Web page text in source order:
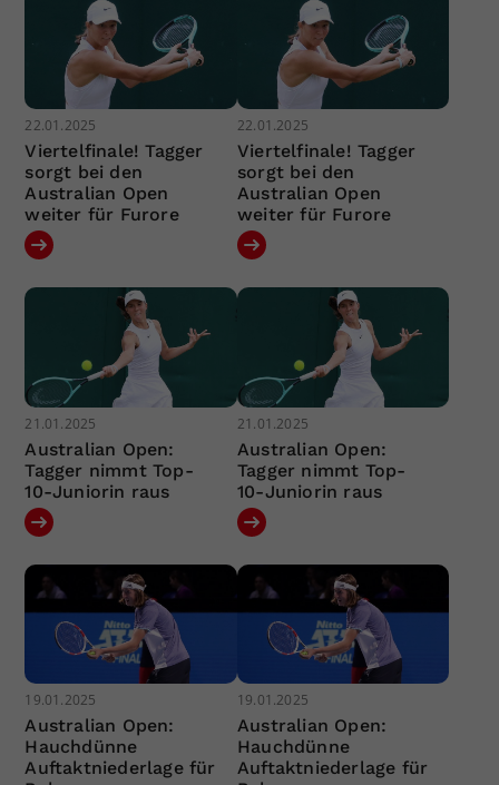
22.01.2025
Viertelfinale! Tagger
sorgt bei den
Australian Open
weiter für Furore
22.01.2025
Viertelfinale! Tagger
sorgt bei den
Australian Open
weiter für Furore
21.01.2025
Australian Open:
Tagger nimmt Top-
10-Juniorin raus
21.01.2025
Australian Open:
Tagger nimmt Top-
10-Juniorin raus
19.01.2025
Australian Open:
Hauchdünne
Auftaktniederlage für
19.01.2025
Australian Open:
Hauchdünne
Auftaktniederlage für